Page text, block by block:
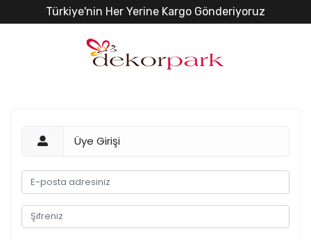
Türkiye'nin Her Yerine Kargo Gönderiyoruz
Üye Girişi